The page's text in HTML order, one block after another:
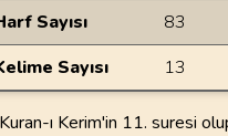
Sayısı
83
Sayısı
13
ı Kerim'in 11. suresi